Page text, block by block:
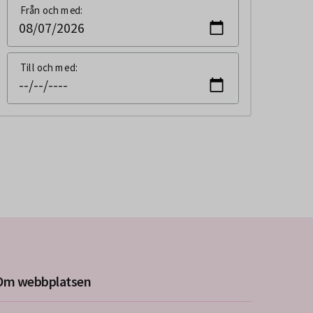
Hud och könssjukdomar (0)
Infektionssjukdomar (0)
Katastrofmedicin (0)
Kirurgi och plastikkirurgi (1)
Mag- och tarmsjukdomar (2)
Dietist (0)
Fysioterapeut (2)
Kommunanställd (15)
Kurator (0)
Logoped (0)
Tandvårdspersonal (0)
Från och med:
Till och med:
webbplatsen